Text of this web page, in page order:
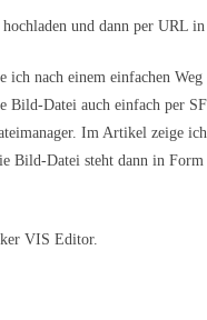
und dann per URL
nach einem einfachen
Datei auch einfach per
Im Artikel zeige
Bild-Datei steht dann in
VIS Editor.